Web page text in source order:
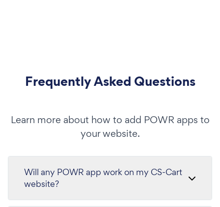
Frequently Asked Questions
Learn more about how to add POWR apps to
your website.
Will any POWR app work on my CS-Cart
website?